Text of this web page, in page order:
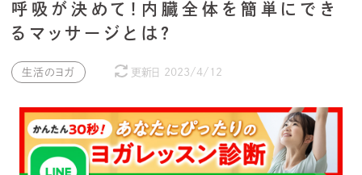
呼吸が決めて！内臓全体を簡単にでき
るマッサージとは？
生活のヨガ 更新日 2023/4/12